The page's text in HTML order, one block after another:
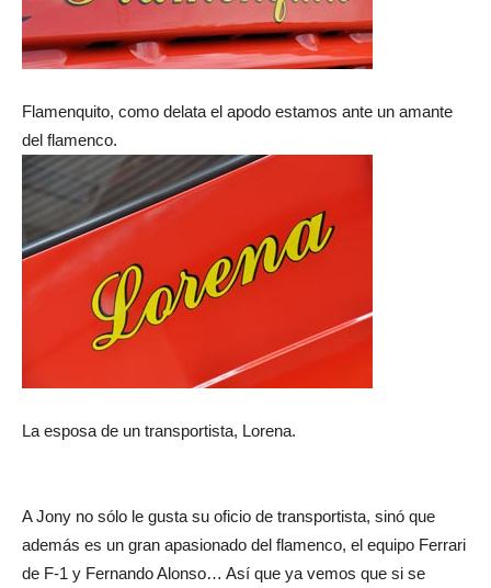
Flamenquito, como delata el apodo estamos ante un amante
del flamenco.
La esposa de un transportista, Lorena.
A Jony no sólo le gusta su oficio de transportista, sinó que
además es un gran apasionado del flamenco, el equipo Ferrari
de F-1 y Fernando Alonso… Así que ya vemos que si se